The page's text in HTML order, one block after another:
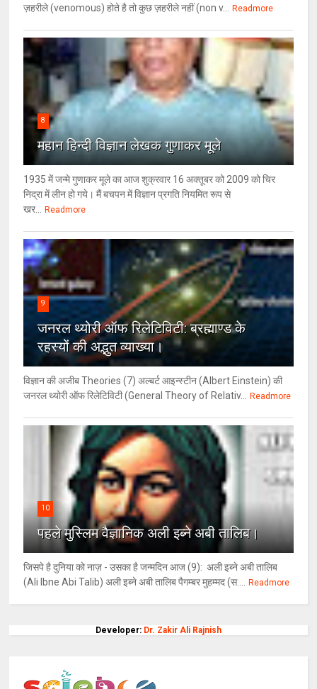
ज़हरीले (venomous) होते है तो कुछ ज़हरीले नहीं (non v...
Readmore
8
महान हिन्दी विज्ञान लेखक गुणाकर मूले
1935 में जन्मे गुणाकर मूले का आज शुक्रवार 16 अक्तूबर को 2009 को चिर
निद्रा में लीन हो गये। मैं बचपन में विज्ञान प्रगति नियमित रूप से
खर...
Readmore
9
जनरल थ्‍योरी ऑफ रिलेटिविटी: ब्रह्माण्‍ड के
रहस्‍यों की अद्भुत व्‍याख्‍या।
विज्ञान की अजीब Theories (7) अल्‍बर्ट आइन्स्टीन (Albert Einstein) की
जनरल थ्योरी ऑफ रिलेटिविटी (General Theory of Relativ...
Readmore
10
पहले मुस्लिम वैज्ञानिक अली इब्ने अबी तालिब।
जिसपे है दुनिया को नाज़ - उसका है जन्मदिन आज (9): अली इब्ने अबी तालिब
(Ali Ibne Abi Talib) अली इब्ने अबी तालिब पैगम्बर मुहम्मद (स....
Readmore
Developer: Dr. Zakir Ali Rajnish